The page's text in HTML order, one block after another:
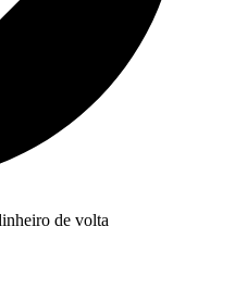
de volta